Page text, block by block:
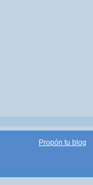
Propón tu blog